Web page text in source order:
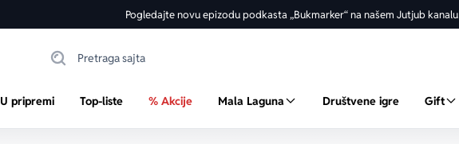
Pogledajte novu epizodu podkasta „Bukmarker“ na našem Jutjub kanalu
U pripremi Top-liste % Akcije Mala Laguna Društvene igre Gift